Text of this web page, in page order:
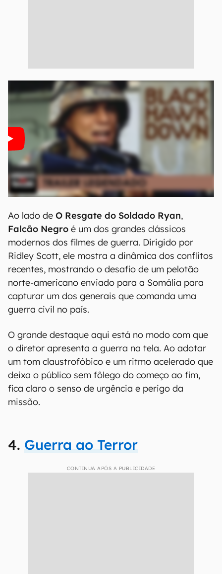
Ao lado de O Resgate do Soldado Ryan,
Falcão Negro é um dos grandes clássicos
modernos dos filmes de guerra. Dirigido por
Ridley Scott, ele mostra a dinâmica dos conflitos
recentes, mostrando o desafio de um pelotão
norte-americano enviado para a Somália para
capturar um dos generais que comanda uma
guerra civil no país.
O grande destaque aqui está no modo com que
o diretor apresenta a guerra na tela. Ao adotar
um tom claustrofóbico e um ritmo acelerado que
deixa o público sem fôlego do começo ao fim,
fica claro o senso de urgência e perigo da
missão.
4. Guerra ao Terror
CONTINUA APÓS A PUBLICIDADE